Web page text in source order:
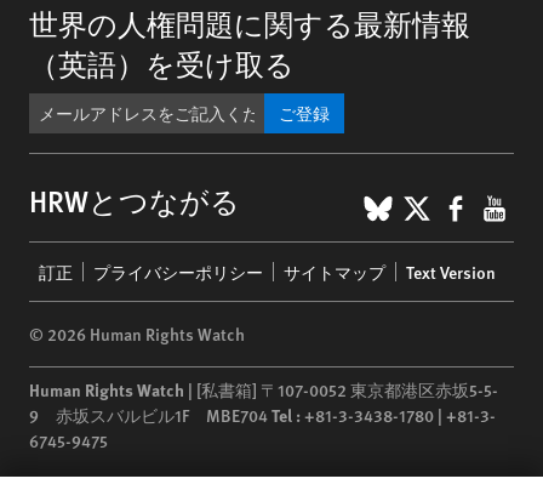
世界の人権問題に関する最新情報
（英語）を受け取る
ご登録
HRWとつながる BlueSky
X
menu
訂正 プライバシーポリシー サイトマップ Text Version
© 2026 Human Rights Watch
Human Rights Watch | [私書箱] 〒107-0052 東京都港区赤坂5-5-
9 赤坂スバルビル1F MBE704Tel :+81-3-3438-1780 | +81-3-
6745-9475
Human Rights Watchis a 501(C)(3) nonprofit registered in the US